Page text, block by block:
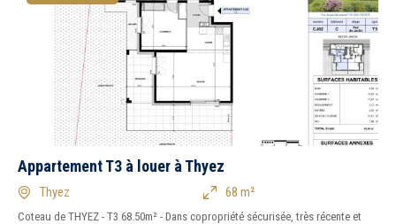
Appartement T3 à louer à Thyez
Thyez 68 m²
Coteau de THYEZ - T3 68.50m² - Dans copropriété sécurisée, très récente et